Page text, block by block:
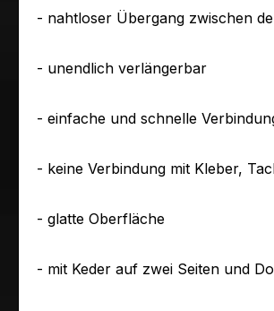
- nahtloser Übergang zwischen
- unendlich verlängerbar
- einfache und schnelle
- keine Verbindung mit Kleber,
- glatte Oberfläche
- mit Keder auf zwei Seiten und